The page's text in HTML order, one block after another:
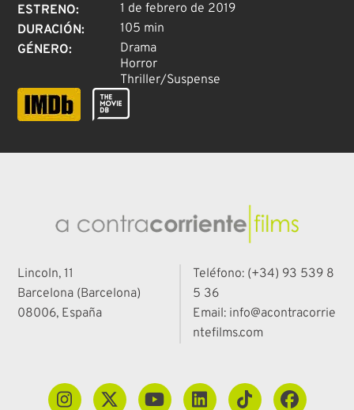
ESTRENO:
1 de febrero de 2019
DURACIÓN:
105 min
GÉNERO:
Drama
Horror
Thriller/Suspense
Lincoln, 11
Barcelona (Barcelona)
08006, España
Teléfono: (+34) 93 539 8
5 36
Email: info@acontracorrie
ntefilms.com